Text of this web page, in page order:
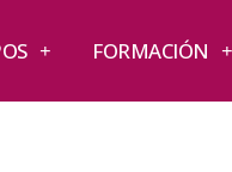
FORMACIÓN